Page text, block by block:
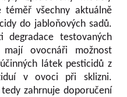
téměř všechny aktuálně
do jabloňových sadů.
degradace testovaných
ovocnáři možnost
látek pesticidů z
v ovoci při sklizni.
zahrnuje doporučení